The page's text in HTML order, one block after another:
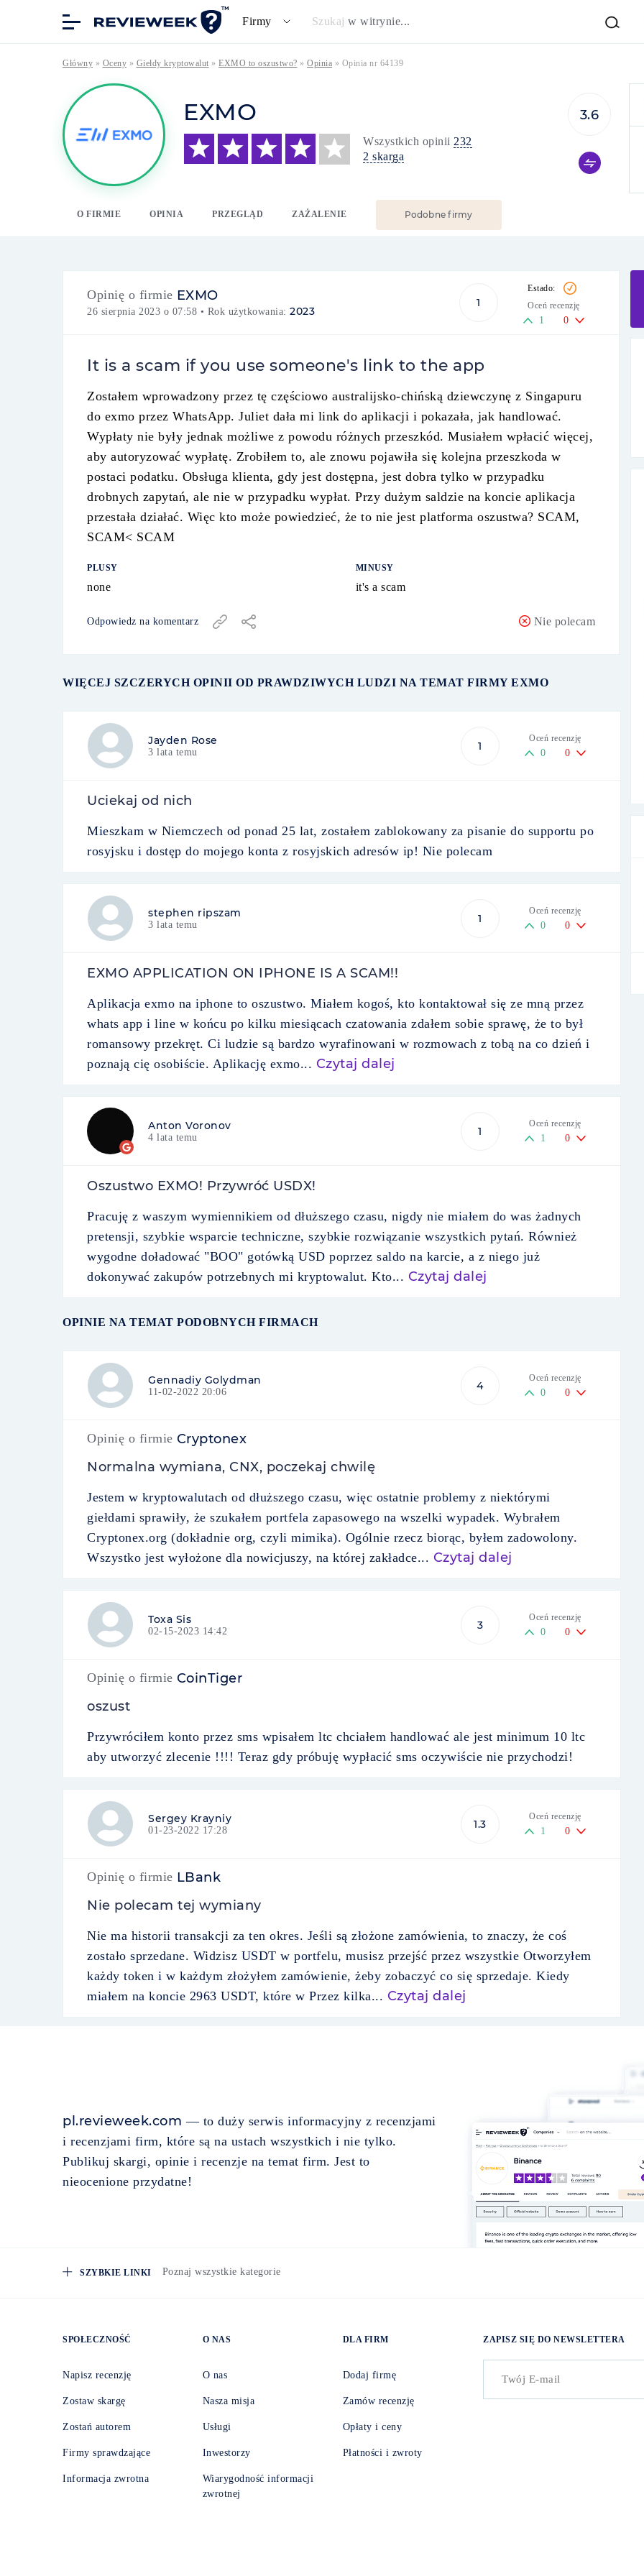
Firmy Szukaj w witrynie...
Główny » Oceny » Giełdy kryptowalut » EXMO to oszustwo? » Opinia » Opinia nr 64139
EXMO
Wszystkich opinii 232
2 skarga
3.6
O FIRMIE OPINIA PRZEGLĄD ZAŻALENIE Podobne firmy
Opinię o firmie EXMO
26 sierpnia 2023 o 07:58 • Rok użytkowania: 2023
1 Oceń recenzję
1 0
It is a scam if you use someone's link to the app
Zostałem wprowadzony przez tę częściowo australijsko-chińską dziewczynę z Singapuru
do exmo przez WhatsApp. Juliet dała mi link do aplikacji i pokazała, jak handlować.
Wypłaty nie były jednak możliwe z powodu różnych przeszkód. Musiałem wpłacić więcej,
aby autoryzować wypłatę. Zrobiłem to, ale znowu pojawiła się kolejna przeszkoda w
postaci podatku. Obsługa klienta, gdy jest dostępna, jest dobra tylko w przypadku
drobnych zapytań, ale nie w przypadku wypłat. Przy dużym saldzie na koncie aplikacja
przestała działać. Więc kto może powiedzieć, że to nie jest platforma oszustwa? SCAM,
SCAM< SCAM
PLUSY
none
MINUSY
it's a scam
Odpowiedz na komentarz Nie polecam
WIĘCEJ SZCZERYCH OPINII OD PRAWDZIWYCH LUDZI NA TEMAT FIRMY EXMO
Jayden Rose
3 lata temu 1
Oceń recenzję
0 0
Uciekaj od nich
Mieszkam w Niemczech od ponad 25 lat, zostałem zablokowany za pisanie do supportu po
rosyjsku i dostęp do mojego konta z rosyjskich adresów ip! Nie polecam
stephen ripszam
3 lata temu 1
Oceń recenzję
0 0
EXMO APPLICATION ON IPHONE IS A SCAM!!
Aplikacja exmo na iphone to oszustwo. Miałem kogoś, kto kontaktował się ze mną przez
whats app i line w końcu po kilku miesiącach czatowania zdałem sobie sprawę, że to był
romansowy przekręt. Ci ludzie są bardzo wyrafinowani w rozmowach z tobą na co dzień i
poznają cię osobiście. Aplikację exmo... Czytaj dalej
Anton Voronov
4 lata temu 1
Oceń recenzję
1 0
Oszustwo EXMO! Przywróć USDX!
Pracuję z waszym wymiennikiem od dłuższego czasu, nigdy nie miałem do was żadnych
pretensji, szybkie wsparcie techniczne, szybkie rozwiązanie wszystkich pytań. Również
wygodne doładować "BOO" gotówką USD poprzez saldo na karcie, a z niego już
dokonywać zakupów potrzebnych mi kryptowalut. Kto... Czytaj dalej
OPINIE NA TEMAT PODOBNYCH FIRMACH
Gennadiy Golydman
11-02-2022 20:06 4
Oceń recenzję
0 0
Opinię o firmie Cryptonex
Normalna wymiana, CNX, poczekaj chwilę
Jestem w kryptowalutach od dłuższego czasu, więc ostatnie problemy z niektórymi
giełdami sprawiły, że szukałem portfela zapasowego na wszelki wypadek. Wybrałem
Cryptonex.org (dokładnie org, czyli mimika). Ogólnie rzecz biorąc, byłem zadowolony.
Wszystko jest wyłożone dla nowicjuszy, na której zakładce... Czytaj dalej
Toxa Sis
02-15-2023 14:42 3
Oceń recenzję
0 0
Opinię o firmie CoinTiger
oszust
Przywróciłem konto przez sms wpisałem ltc chciałem handlować ale jest minimum 10 ltc
aby utworzyć zlecenie !!!! Teraz gdy próbuję wypłacić sms oczywiście nie przychodzi!
Sergey Krayniy
01-23-2022 17:28 1.3
Oceń recenzję
1 0
Opinię o firmie LBank
Nie polecam tej wymiany
Nie ma historii transakcji za ten okres. Jeśli są złożone zamówienia, to znaczy, że coś
zostało sprzedane. Widzisz USDT w portfelu, musisz przejść przez wszystkie Otworzyłem
każdy token i w każdym złożyłem zamówienie, żeby zobaczyć co się sprzedaje. Kiedy
miałem na koncie 2963 USDT, które w Przez kilka... Czytaj dalej
pl.revieweek.com — to duży serwis informacyjny z recenzjami
i recenzjami firm, które są na ustach wszystkich i nie tylko.
Publikuj skargi, opinie i recenzje na temat firm. Jest to
nieocenione przydatne!
SZYBKIE LINKI Poznaj wszystkie kategorie
SPOŁECZNOŚĆ
Napisz recenzję
Zostaw skargę
Zostań autorem
Firmy sprawdzające
Informacja zwrotna
O NAS
O nas
Nasza misja
Usługi
Inwestorzy
Wiarygodność informacji
zwrotnej
DLA FIRM
Dodaj firmę
Zamów recenzję
Opłaty i ceny
Płatności i zwroty
ZAPISZ SIĘ DO NEWSLETTERA